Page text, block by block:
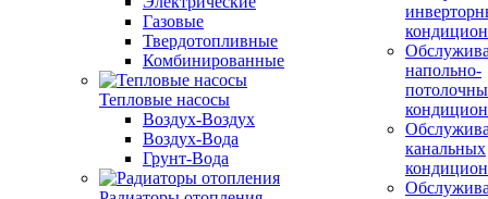
Газовые
Твердотопливные
Комбинированные
Тепловые насосы
Воздух-Воздух
Воздух-Вода
Грунт-Вода
напольно-
канальных